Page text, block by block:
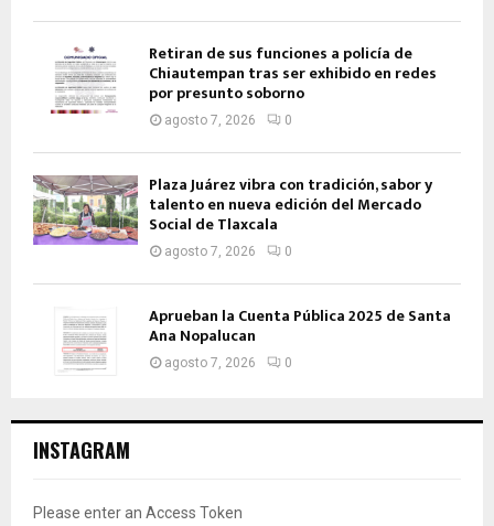
Retiran de sus funciones a policía de
Chiautempan tras ser exhibido en redes
por presunto soborno
agosto 7, 2026 0
Plaza Juárez vibra con tradición, sabor y
talento en nueva edición del Mercado
Social de Tlaxcala
agosto 7, 2026 0
Aprueban la Cuenta Pública 2025 de Santa
Ana Nopalucan
agosto 7, 2026 0
INSTAGRAM
Please enter an Access Token